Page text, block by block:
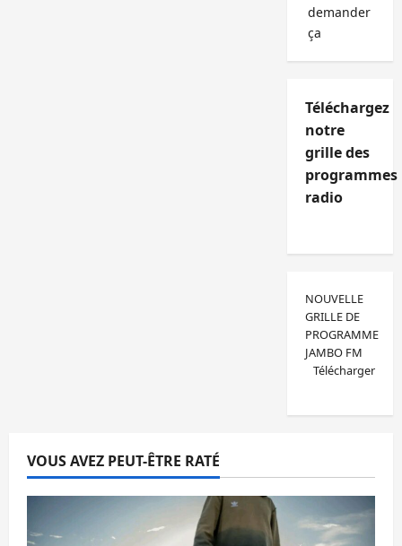
demander
ça
Téléchargez
notre
grille des
programmes
radio
NOUVELLE
GRILLE DE
PROGRAMME
JAMBO FM
Télécharger
VOUS AVEZ PEUT-ÊTRE RATÉ